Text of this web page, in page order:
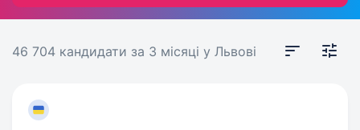
46 704 кандидати за 3 місяці у Львові